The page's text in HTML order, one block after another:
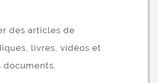
des articles de
livres, vidéos et
documents.